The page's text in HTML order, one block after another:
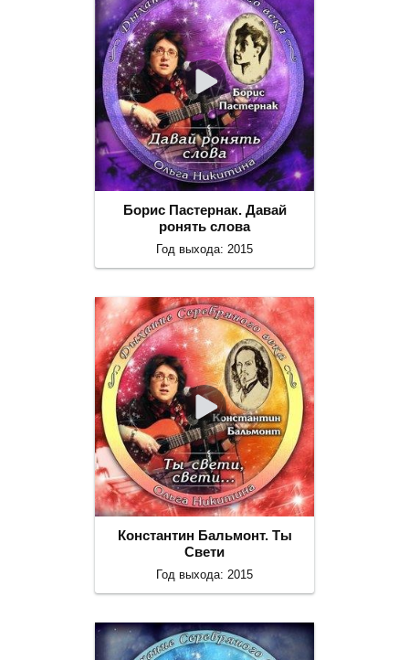
Борис Пастернак. Давай
ронять слова
Год выхода: 2015
Константин Бальмонт. Ты
Свети
Год выхода: 2015